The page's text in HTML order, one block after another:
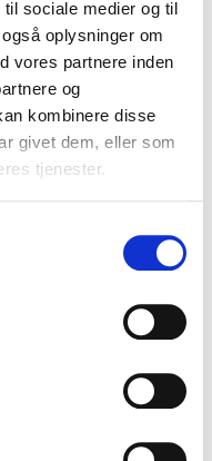
sociale medier og til
oplysninger om
vores partnere inden
og
kombinere disse
givet dem, eller som
tjenester.
i følgende
tilgængelig på
Domain
of Domain